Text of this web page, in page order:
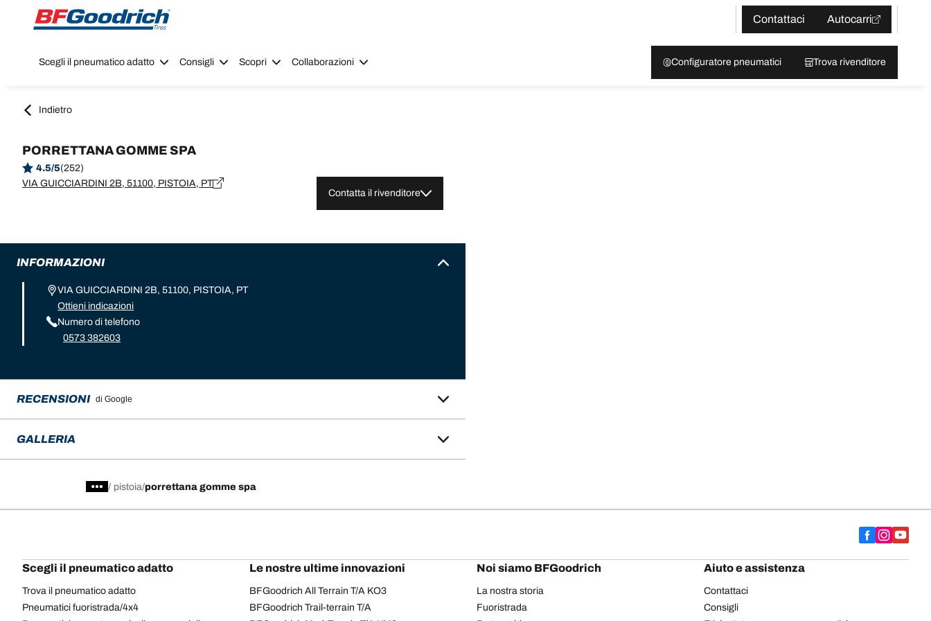
Go to page content
Go to page navigation
Contattaci
Autocarri
Scegli il pneumatico adatto Consigli Scopri Collaborazioni Configuratore pneumatici Trova rivenditore
Indietro
PORRETTANA GOMME SPA
4.5/5(252)
VIA GUICCIARDINI 2B, 51100, PISTOIA, PT
Contatta il rivenditore
INFORMAZIONI
VIA GUICCIARDINI 2B, 51100, PISTOIA, PT
Ottieni indicazioni
Numero di telefono
0573 382603
RECENSIONI di Google
GALLERIA
/ pistoia porrettana gomme spa
Scegli il pneumatico adatto
Trova il pneumatico adatto
Pneumatici fuoristrada/4x4
Le nostre ultime innovazioni
BFGoodrich All Terrain T/A KO3
BFGoodrich Trail-terrain T/A
Noi siamo BFGoodrich
La nostra storia
Fuoristrada
Aiuto e assistenza
Contattaci
Consigli